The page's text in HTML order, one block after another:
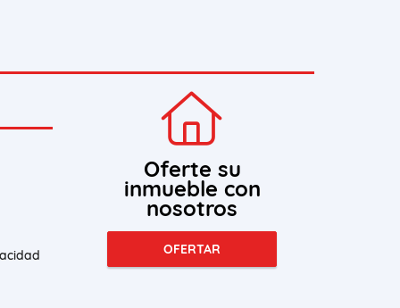
Oferte su
inmueble con
nosotros
OFERTAR